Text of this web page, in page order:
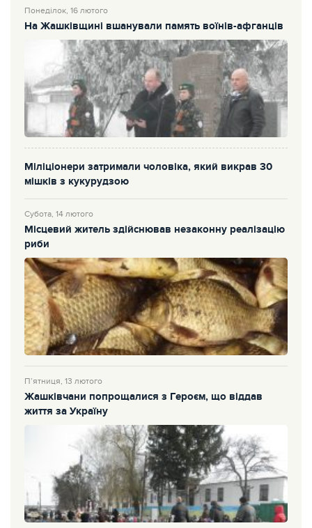
Понеділок, 16 лютого
На Жашківщині вшанували память воїнів-афганців
Міліціонери затримали чоловіка, який викрав 30
мішків з кукурудзою
Субота, 14 лютого
Місцевий житель здійснював незаконну реалізацію
риби
П’ятниця, 13 лютого
Жашківчани попрощалися з Героєм, що віддав
життя за Україну